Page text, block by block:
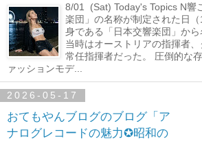
8/01 (Sat) Today's Topics N響
楽団」の名称が制定された日
身である「日本交響楽団」から
当時はオーストリアの指揮者
常任指揮者だった。 圧倒的な
ァッションモデ...
2026-05-17
おてもやんブログのブログ「ア
ナログレコードの魅力✪昭和の